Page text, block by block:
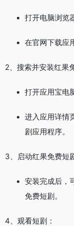
打开电脑浏览
在官网下载应
2、搜索并安装红果
打开应用宝电
进入应用详情
剧应用程序。
3、启动红果免费短
安装完成后，
免费短剧。
4、观看短剧：